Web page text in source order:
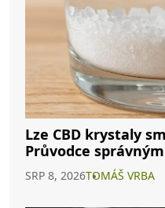
Lze CBD krystaly
Průvodce
SRP 8, 2026TOMÁŠ VRBA